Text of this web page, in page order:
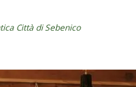
Città di Sebenico